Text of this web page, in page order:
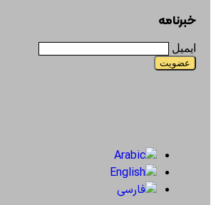
خبرنامه
ایمیل